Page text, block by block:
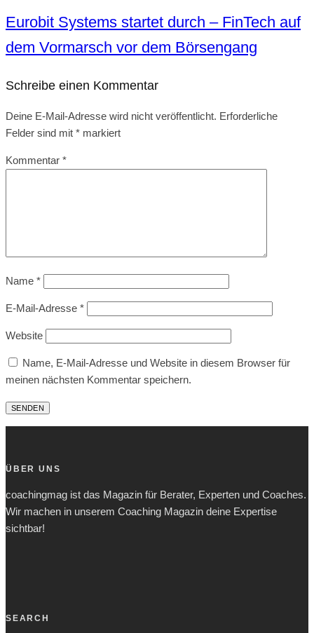
Eurobit Systems startet durch – FinTech auf
dem Vormarsch vor dem Börsengang
Schreibe einen Kommentar
Deine E-Mail-Adresse wird nicht veröffentlicht. Erforderliche
Felder sind mit * markiert
Kommentar *
Name *
E-Mail-Adresse *
Website
Name, E-Mail-Adresse und Website in diesem Browser für
meinen nächsten Kommentar speichern.
ÜBER UNS
coachingmag ist das Magazin für Berater, Experten und Coaches.
Wir machen in unserem Coaching Magazin deine Expertise
sichtbar!
SEARCH